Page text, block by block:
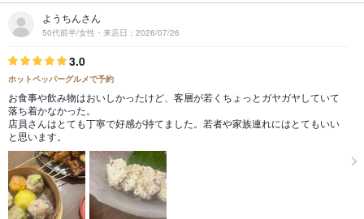
ようちんさん
50代前半/女性・来店日：2026/07/26
3.0
ホットペッパーグルメで予約
お食事や飲み物はおいしかったけど、客層が若くちょっとガヤガヤしていて
落ち着かなかった。
店員さんはとても丁寧で好感が持てました。若者や家族連れにはとてもいい
と思います。